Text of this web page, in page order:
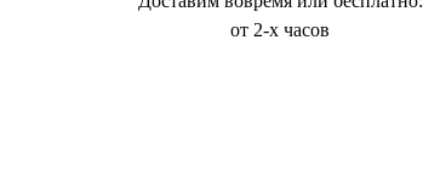
от 2-х часов